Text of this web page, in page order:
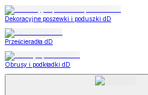
Dekoracyjne poszewki i poduszki dD
Prześcieradła dD
Obrusy i podkładki dD